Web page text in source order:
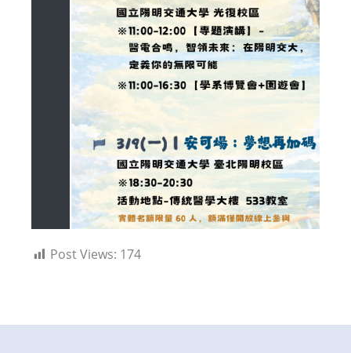
Post Views: 174